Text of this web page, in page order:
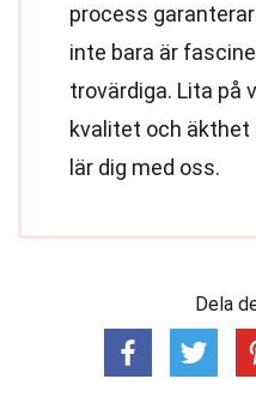
process
inte bara är
trovärdiga. Lita på
kvalitet och äkthet
lär dig med oss.
Dela